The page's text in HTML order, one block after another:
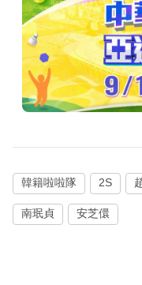
韓籍啦啦隊 2S
南珉貞 安芝儇